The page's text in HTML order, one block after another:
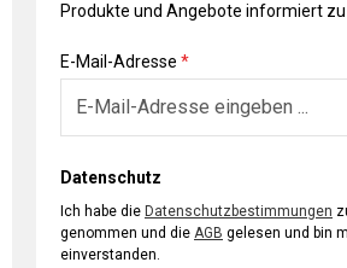
Produkte und Angebote informiert zu
E-Mail-Adresse *
Datenschutz
Ich habe die Datenschutzbestimmungen
genommen und die AGB
einverstanden.